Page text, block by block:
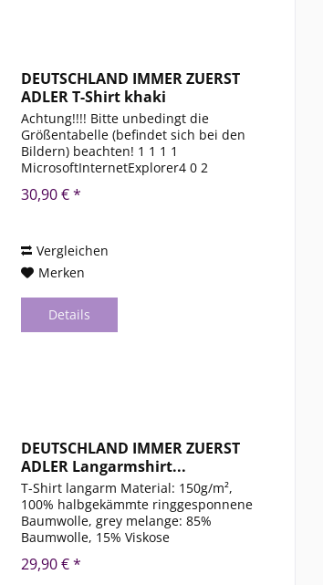
DEUTSCHLAND IMMER ZUERST
ADLER T-Shirt khaki
Achtung!!!! Bitte unbedingt die
Größentabelle (befindet sich bei den
Bildern) beachten! 1 1 1 1
MicrosoftInternetExplorer4 0 2
1 1 1 1 MicrosoftInternetExplorer4 0 2
30,90 € *
Vergleichen
Merken
Details
DEUTSCHLAND IMMER ZUERST
ADLER Langarmshirt...
T-Shirt langarm Material: 150g/m²,
100% halbgekämmte ringgesponnene
Baumwolle, grey melange: 85%
Baumwolle, 15% Viskose
aus Elasthan-Ripp, Nackenband
29,90 € *